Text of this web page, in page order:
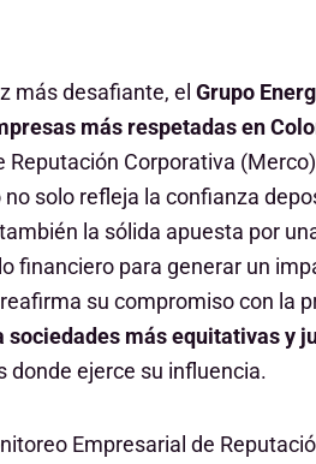
más desafiante, el Grupo
más respetadas en
Corporativa
solo refleja la confianza
la sólida apuesta por
financiero para generar un
su compromiso con la
más equitativas y
donde ejerce su influencia.
Empresarial de